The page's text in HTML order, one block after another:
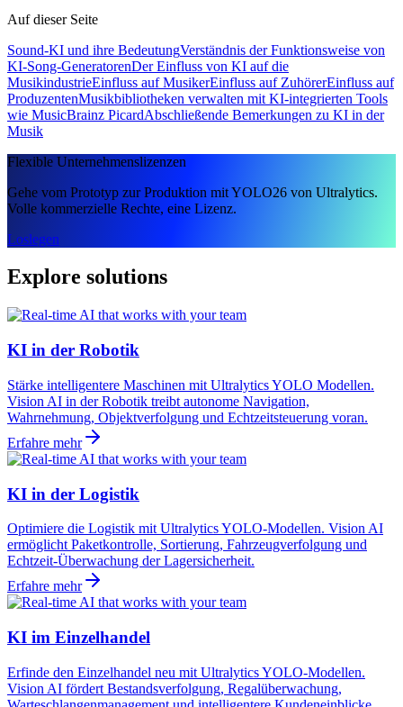
Auf dieser Seite
Sound-KI und ihre BedeutungVerständnis der Funktionsweise von
KI-Song-GeneratorenDer Einfluss von KI auf die
MusikindustrieEinfluss auf MusikerEinfluss auf ZuhörerEinfluss auf
ProduzentenMusikbibliotheken verwalten mit KI-integrierten Tools
wie MusicBrainz PicardAbschließende Bemerkungen zu KI in der
Musik
Flexible Unternehmenslizenzen
Gehe vom Prototyp zur Produktion mit YOLO26 von Ultralytics.
Volle kommerzielle Rechte, eine Lizenz.
Loslegen
Explore solutions
KI in der Robotik
Stärke intelligentere Maschinen mit Ultralytics YOLO Modellen.
Vision AI in der Robotik treibt autonome Navigation,
Wahrnehmung, Objektverfolgung und Echtzeitsteuerung voran.
Erfahre mehr
KI in der Logistik
Optimiere die Logistik mit Ultralytics YOLO-Modellen. Vision AI
ermöglicht Paketkontrolle, Sortierung, Fahrzeugverfolgung und
Echtzeit-Überwachung der Lagersicherheit.
Erfahre mehr
KI im Einzelhandel
Erfinde den Einzelhandel neu mit Ultralytics YOLO-Modellen.
Vision AI fördert Bestandsverfolgung, Regalüberwachung,